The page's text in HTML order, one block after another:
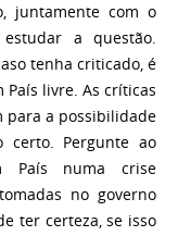
juntamente com o
a questão.
tenha criticado, é
livre. As críticas
para a possibilidade
Pergunte ao
País numa crise
no governo
ter certeza, se isso